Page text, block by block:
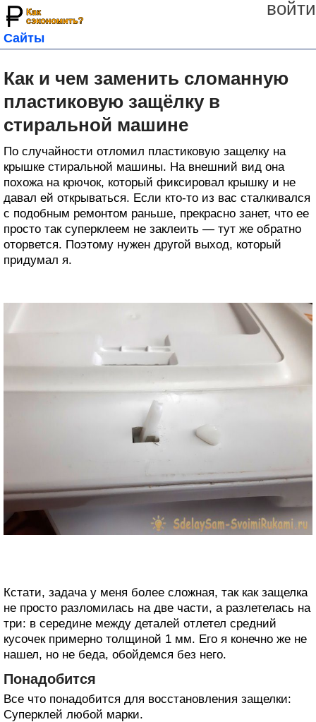
войти
Сайты
Как и чем заменить сломанную
пластиковую защёлку в
стиральной машине
По случайности отломил пластиковую защелку на
крышке стиральной машины. На внешний вид она
похожа на крючок, который фиксировал крышку и не
давал ей открываться. Если кто-то из вас сталкивался
с подобным ремонтом раньше, прекрасно занет, что ее
просто так суперклеем не заклеить — тут же обратно
оторвется. Поэтому нужен другой выход, который
придумал я.
Кстати, задача у меня более сложная, так как защелка
не просто разломилась на две части, а разлетелась на
три: в середине между деталей отлетел средний
кусочек примерно толщиной 1 мм. Его я конечно же не
нашел, но не беда, обойдемся без него.
Понадобится
Все что понадобится для восстановления защелки:
Суперклей любой марки.